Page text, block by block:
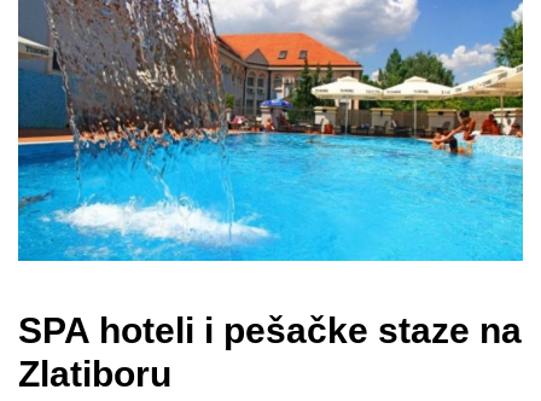
SPA hoteli i pešačke staze na
Zlatiboru